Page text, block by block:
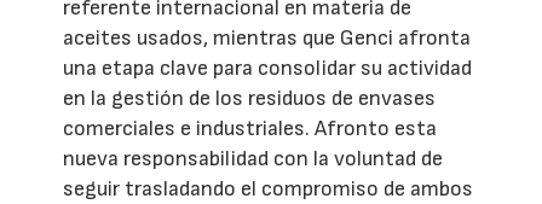
referente internacional en materia de
aceites usados, mientras que Genci afronta
una etapa clave para consolidar su actividad
en la gestión de los residuos de envases
comerciales e industriales. Afronto esta
nueva responsabilidad con la voluntad de
seguir trasladando el compromiso de ambos